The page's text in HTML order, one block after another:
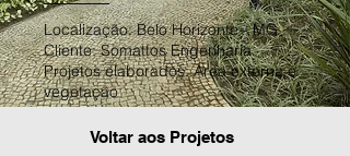
Localização: Belo Horizonte - MG
Cliente: Somattos Engenharia
Projetos elaborados: Área externa e
vegetação
Voltar aos Projetos